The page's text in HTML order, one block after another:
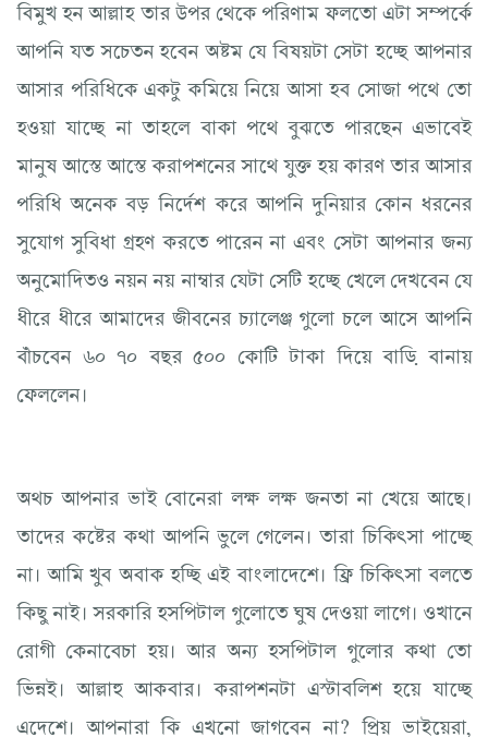
বিমুখ হন আল্লাহ তার উপর থেকে পরিণাম ফলতো এটা সম্পর্কে
আপনি যত সচেতন হবেন অষ্টম যে বিষয়টা সেটা হচ্ছে আপনার
আসার পরিধিকে একটু কমিয়ে নিয়ে আসা হব সোজা পথে তো
হওয়া যাচ্ছে না তাহলে বাকা পথে বুঝতে পারছেন এভাবেই
মানুষ আস্তে আস্তে করাপশনের সাথে যুক্ত হয় কারণ তার আসার
পরিধি অনেক বড় নির্দেশ করে আপনি দুনিয়ার কোন ধরনের
সুযোগ সুবিধা গ্রহণ করতে পারেন না এবং সেটা আপনার জন্য
অনুমোদিতও নয়ন নয় নাম্বার যেটা সেটি হচ্ছে খেলে দেখবেন যে
ধীরে ধীরে আমাদের জীবনের চ্যালেঞ্জ গুলো চলে আসে আপনি
বাঁচবেন ৬০ ৭০ বছর ৫০০ কোটি টাকা দিয়ে বাড়ি বানায়
ফেললেন।
অথচ আপনার ভাই বোনেরা লক্ষ লক্ষ জনতা না খেয়ে আছে।
তাদের কষ্টের কথা আপনি ভুলে গেলেন। তারা চিকিৎসা পাচ্ছে
না। আমি খুব অবাক হচ্ছি এই বাংলাদেশে। ফ্রি চিকিৎসা বলতে
কিছু নাই। সরকারি হসপিটাল গুলোতে ঘুষ দেওয়া লাগে। ওখানে
রোগী কেনাবেচা হয়। আর অন্য হসপিটাল গুলোর কথা তো
ভিন্নই। আল্লাহু আকবার। করাপশনটা এস্টাবলিশ হয়ে যাচ্ছে
এদেশে। আপনারা কি এখনো জাগবেন না? প্রিয় ভাইয়েরা,